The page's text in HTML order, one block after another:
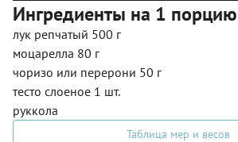
Ингредиенты на 1 порцию
лук репчатый 500 г
моцарелла 80 г
чоризо или перерони 50 г
тесто слоеное 1 шт.
руккола
Таблица мер и весов